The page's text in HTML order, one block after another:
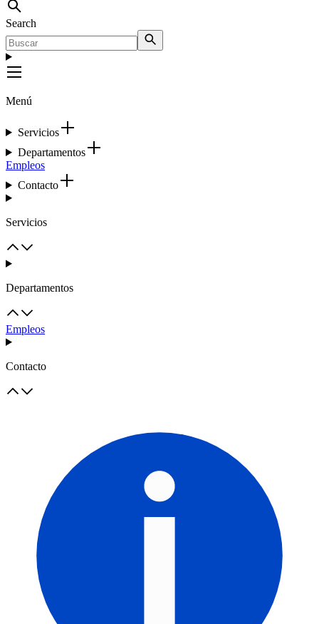
Search
Menú
Servicios
Departamentos
Empleos
Contacto
Servicios
Departamentos
Empleos
Contacto